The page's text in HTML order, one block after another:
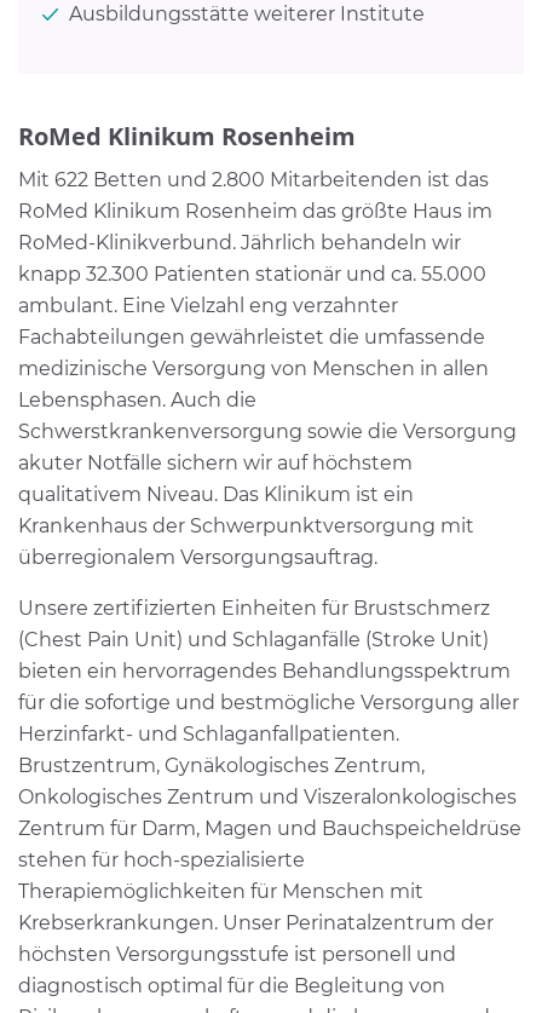
Ausbildungsstätte weiterer Institute
RoMed Klinikum Rosenheim
Mit 622 Betten und 2.800 Mitarbeitenden ist das
RoMed Klinikum Rosenheim das größte Haus im
RoMed-Klinikverbund. Jährlich behandeln wir
knapp 32.300 Patienten stationär und ca. 55.000
ambulant. Eine Vielzahl eng verzahnter
Fachabteilungen gewährleistet die umfassende
medizinische Versorgung von Menschen in allen
Lebensphasen. Auch die
Schwerstkrankenversorgung sowie die Versorgung
akuter Notfälle sichern wir auf höchstem
qualitativem Niveau. Das Klinikum ist ein
Krankenhaus der Schwerpunktversorgung mit
überregionalem Versorgungsauftrag.
Unsere zertifizierten Einheiten für Brustschmerz
(Chest Pain Unit) und Schlaganfälle (Stroke Unit)
bieten ein hervorragendes Behandlungsspektrum
für die sofortige und bestmögliche Versorgung aller
Herzinfarkt- und Schlaganfallpatienten.
Brustzentrum, Gynäkologisches Zentrum,
Onkologisches Zentrum und Viszeralonkologisches
Zentrum für Darm, Magen und Bauchspeicheldrüse
stehen für hoch-spezialisierte
Therapiemöglichkeiten für Menschen mit
Krebserkrankungen. Unser Perinatalzentrum der
höchsten Versorgungsstufe ist personell und
diagnostisch optimal für die Begleitung von